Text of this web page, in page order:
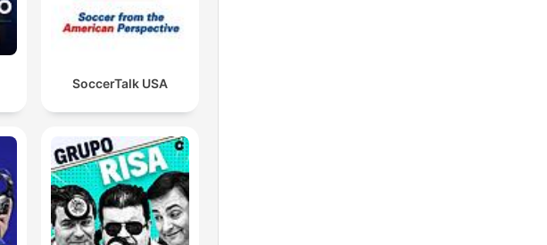
SoccerTalk USA